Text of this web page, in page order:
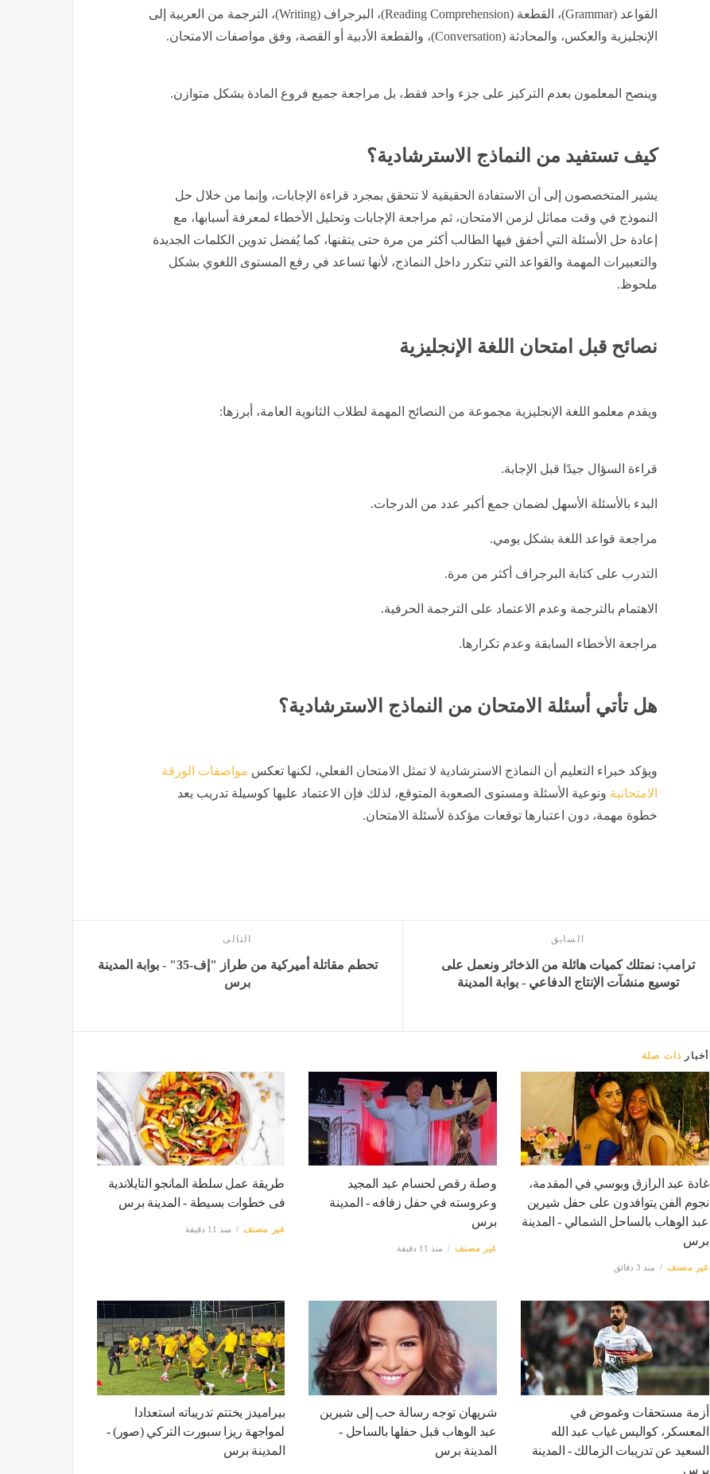
القواعد (Grammar)، القطعة (Reading Comprehension)، البرجراف (Writing)، الترجمة من العربية إلى
الإنجليزية والعكس، والمحادثة (Conversation)، والقطعة الأدبية أو القصة، وفق مواصفات الامتحان.
وينصح المعلمون بعدم التركيز على جزء واحد فقط، بل مراجعة جميع فروع المادة بشكل متوازن.
كيف تستفيد من النماذج الاسترشادية؟
يشير المتخصصون إلى أن الاستفادة الحقيقية لا تتحقق بمجرد قراءة الإجابات، وإنما من خلال حل
النموذج في وقت مماثل لزمن الامتحان، ثم مراجعة الإجابات وتحليل الأخطاء لمعرفة أسبابها، مع
إعادة حل الأسئلة التي أخفق فيها الطالب أكثر من مرة حتى يتقنها، كما يُفضل تدوين الكلمات الجديدة
والتعبيرات المهمة والقواعد التي تتكرر داخل النماذج، لأنها تساعد في رفع المستوى اللغوي بشكل
ملحوظ.
نصائح قبل امتحان اللغة الإنجليزية
ويقدم معلمو اللغة الإنجليزية مجموعة من النصائح المهمة لطلاب الثانوية العامة، أبرزها:
قراءة السؤال جيدًا قبل الإجابة.
البدء بالأسئلة الأسهل لضمان جمع أكبر عدد من الدرجات.
مراجعة قواعد اللغة بشكل يومي.
التدرب على كتابة البرجراف أكثر من مرة.
الاهتمام بالترجمة وعدم الاعتماد على الترجمة الحرفية.
مراجعة الأخطاء السابقة وعدم تكرارها.
هل تأتي أسئلة الامتحان من النماذج الاسترشادية؟
ويؤكد خبراء التعليم أن النماذج الاسترشادية لا تمثل الامتحان الفعلي، لكنها تعكس مواصفات الورقة
الامتحانية ونوعية الأسئلة ومستوى الصعوبة المتوقع، لذلك فإن الاعتماد عليها كوسيلة تدريب يعد
خطوة مهمة، دون اعتبارها توقعات مؤكدة لأسئلة الامتحان.
السابق
ترامب: نمتلك كميات هائلة من الذخائر ونعمل على
توسيع منشآت الإنتاج الدفاعي - بوابة المدينة
التالى
تحطم مقاتلة أميركية من طراز "إف-35" - بوابة المدينة
برس
أخبار ذات صلة
غادة عبد الرازق وبوسي في المقدمة،
نجوم الفن يتوافدون على حفل شيرين
عبد الوهاب بالساحل الشمالي - المدينة
برس
غير مصنف منذ 3 دقائق
وصلة رقص لحسام عبد المجيد
وعروسته في حفل زفافه - المدينة
برس
غير مصنف منذ 11 دقيقة
طريقة عمل سلطة المانجو التايلاندية
فى خطوات بسيطة - المدينة برس
غير مصنف منذ 11 دقيقة
أزمة مستحقات وغموض في
المعسكر، كواليس غياب عبد الله
السعيد عن تدريبات الزمالك - المدينة
برس
شريهان توجه رسالة حب إلى شيرين
عبد الوهاب قبل حفلها بالساحل -
المدينة برس
بيراميدز يختتم تدريباته استعدادا
لمواجهة ريزا سبورت التركي (صور) -
المدينة برس